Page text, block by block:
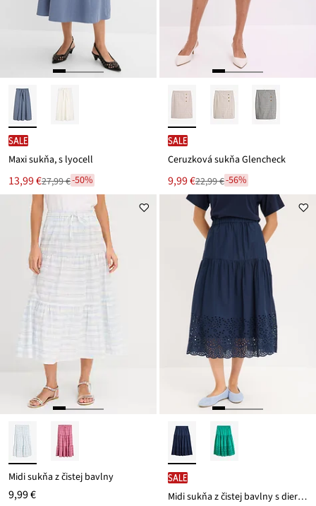
SALE
Maxi sukňa, s lyocell
Nová
cena
13,99 €
Zľava
27,99 €
27,99 €-50%
SALE
Ceruzková sukňa Glencheck
Nová
cena
9,99 €
Zľava
22,99 €
22,99 €-56%
Midi sukňa z čistej bavlny
9,99 €
SALE
Midi sukňa z čistej bavlny s dierkovanou výšivkou